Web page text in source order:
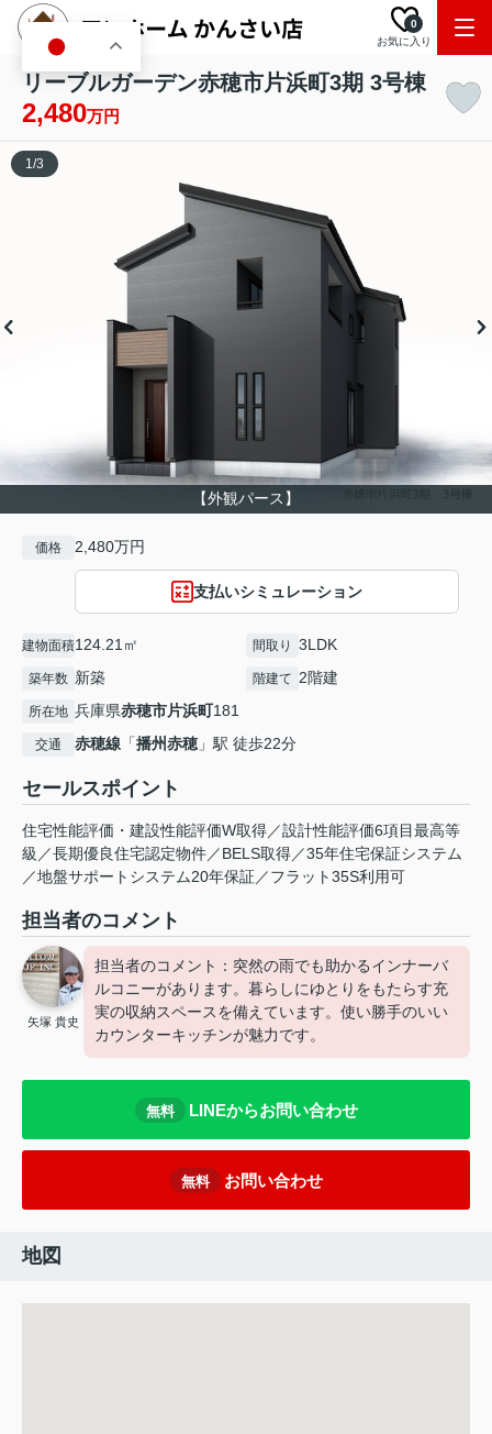
お気に入り
0
リーブルガーデン赤穂市片浜町3期 3号棟
2,480万円
【外観パース】
1/3
価格 2,480万円
支払いシミュレーション
建物面積124.21㎡ 間取り 3LDK
築年数 新築 階建て 2階建
所在地 兵庫県赤穂市片浜町181
交通 赤穂線 「播州赤穂」駅 徒歩22分
セールスポイント
住宅性能評価・建設性能評価W取得／設計性能評価6項目最高等
級／長期優良住宅認定物件／BELS取得／35年住宅保証システム
／地盤サポートシステム20年保証／フラット35S利用可
担当者のコメント
矢塚 貴史
担当者のコメント：突然の雨でも助かるインナーバ
ルコニーがあります。暮らしにゆとりをもたらす充
実の収納スペースを備えています。使い勝手のいい
カウンターキッチンが魅力です。
無料 LINEからお問い合わせ
無料 お問い合わせ
地図